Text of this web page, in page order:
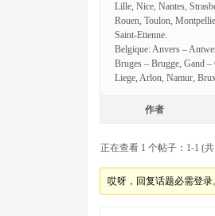
Lille, Nice, Nantes,
Rouen, Toulon,
Saint-Etienne.
Belgique: Anvers –
Bruges – Brugge, Gand
Liege, Arlon, Namur,
作者
正在查看 1 个帖子：1-1 (
哎呀，回复话题必需登录